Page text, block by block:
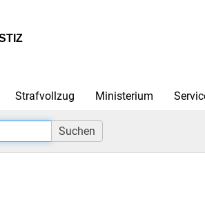
Strafvollzug Ministerium
Suchen